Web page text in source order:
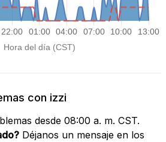
con izzi
desde 08:00 a. m. CST.
Déjanos un mensaje en los